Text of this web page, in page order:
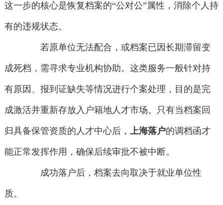
这一步的核心是恢复档案的“公对公”属性，消除个人持
有的违规状态。
若原单位无法配合，或档案已因长期滞留变
成死档，需寻求专业机构协助。这类服务一般针对持
有原因、报到证缺失等情况进行个案处理，目的是完
成激活并重新存放入户籍地人才市场。只有当档案回
归具备保管资质的人才中心后， 上海落户的调档函才
能正常发挥作用，确保后续审批不被中断。
成功落户后，档案去向取决于就业单位性
质。